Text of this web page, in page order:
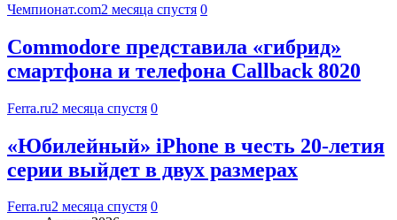
Чемпионат.com2 месяца спустя 0
Commodore представила «гибрид»
смартфона и телефона Callback 8020
Ferra.ru2 месяца спустя 0
«Юбилейный» iPhone в честь 20-летия
серии выйдет в двух размерах
Ferra.ru2 месяца спустя 0